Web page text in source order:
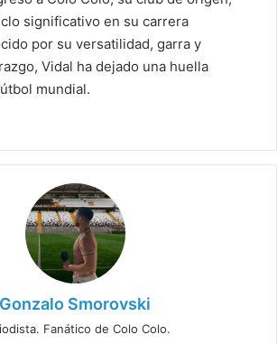
significativo en su carrera
por su versatilidad, garra y
Vidal ha dejado una huella
mundial.
Gonzalo Smorovski
Fanático de Colo Colo.